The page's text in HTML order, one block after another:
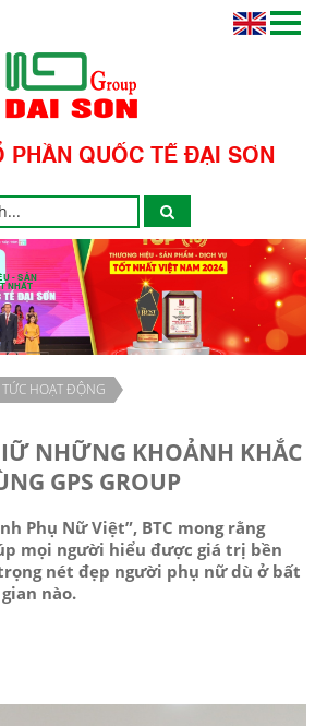
PHẦN QUỐC TẾ ĐẠI SƠN
- SẢN
NHẤT
HOẠT ĐỘNG
NHỮNG KHOẢNH KHẮC
GPS GROUP
Phụ Nữ Việt”, BTC mong rằng
mọi người hiểu được giá trị bền
nét đẹp người phụ nữ dù ở bất
nào.